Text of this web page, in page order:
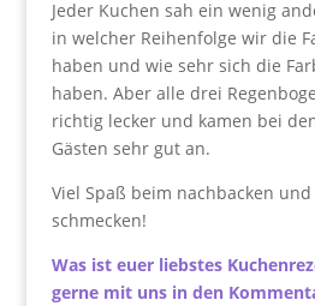
Jeder Kuchen sah ein wenig
in welcher Reihenfolge wir die
haben und wie sehr sich die
haben. Aber alle drei
richtig lecker und kamen bei
Gästen sehr gut an.
Viel Spaß beim nachbacken
schmecken!
Was ist euer liebstes
gerne mit uns in den